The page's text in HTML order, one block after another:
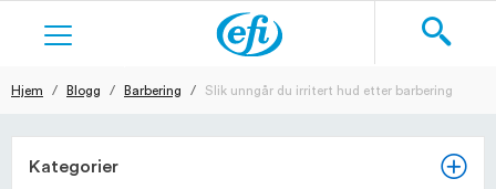
HUDPLEIE
Søk
Hjem Blogg Barbering Slik unngår du irritert hud etter barbering
Kategorier